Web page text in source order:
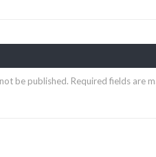
be published. Required fields are